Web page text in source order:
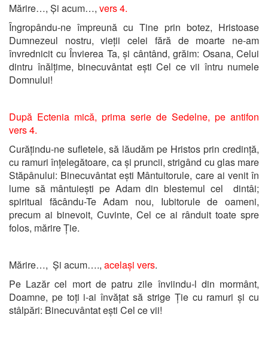
Mărire…, Și acum…, vers 4.
Îngropându-ne împreună cu Tine prin botez, Hristoase
Dumnezeul nostru, vieții celei fără de moarte ne-am
învrednicit cu Învierea Ta, și cântând, grăim: Osana, Celui
dintru înălțime, binecuvântat ești Cel ce vii întru numele
Domnului!
După Ectenia mică, prima serie de Sedelne, pe antifon
vers 4.
Curățindu-ne sufletele, să lăudăm pe Hristos prin credință,
cu ramuri înțelegătoare, ca și pruncii, strigând cu glas mare
Stăpânului: Binecuvântat ești Mântuitorule, care ai venit în
lume să mântuiești pe Adam din blestemul cel dintâi;
spiritual făcându-Te Adam nou, Iubitorule de oameni,
precum ai binevoit, Cuvinte, Cel ce ai rânduit toate spre
folos, mărire Ție.
Mărire…, Și acum…., același vers.
Pe Lazăr cel mort de patru zile înviindu-l din mormânt,
Doamne, pe toți i-ai învățat să strige Ție cu ramuri și cu
stâlpări: Binecuvântat ești Cel ce vii!